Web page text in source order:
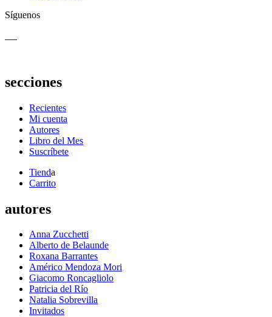
Síguenos
secciones
Recientes
Mi cuenta
Autores
Libro del Mes
Suscríbete
Tienda
Carrito
autores
Anna Zucchetti
Alberto de Belaunde
Roxana Barrantes
Américo Mendoza Mori
Giacomo Roncagliolo
Patricia del Río
Natalia Sobrevilla
Invitados